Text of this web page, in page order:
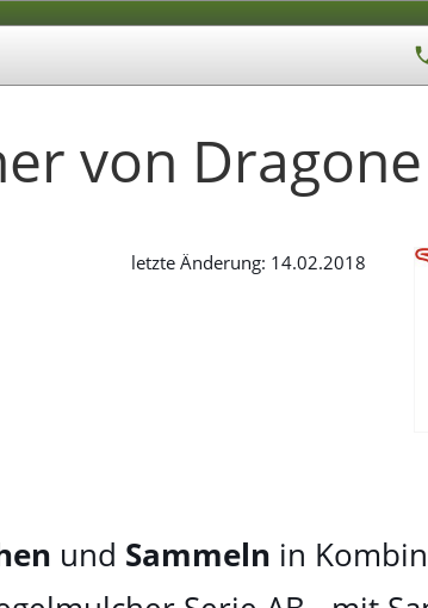
von
letzte Änderung: 14.02.2018
und Sammeln in